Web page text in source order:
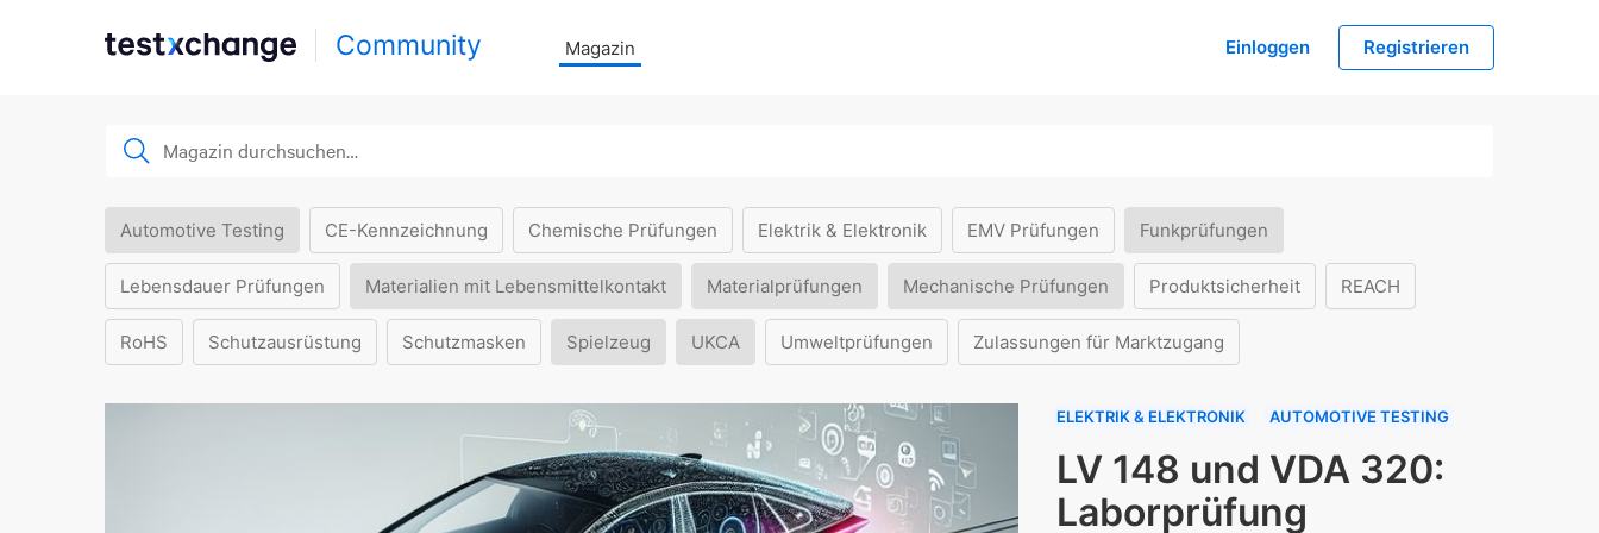
Community Magazin Einloggen Registrieren
Automotive Testing CE-Kennzeichnung Chemische Prüfungen Elektrik & Elektronik EMV Prüfungen Funkprüfungen
Lebensdauer Prüfungen Materialien mit Lebensmittelkontakt Materialprüfungen Mechanische Prüfungen Produktsicherheit REACH
RoHS Schutzausrüstung Schutzmasken Spielzeug UKCA Umweltprüfungen Zulassungen für Marktzugang
ELEKTRIK & ELEKTRONIK AUTOMOTIVE TESTING
LV 148 und VDA 320:
Laborprüfung